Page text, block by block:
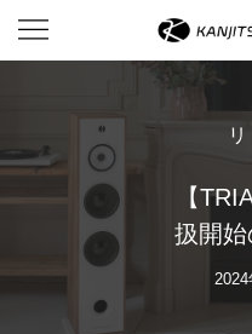
【
扱開